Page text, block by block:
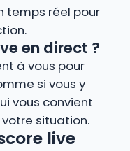
temps réel pour
en direct ?
à vous pour
si vous y
vous convient
situation.
live